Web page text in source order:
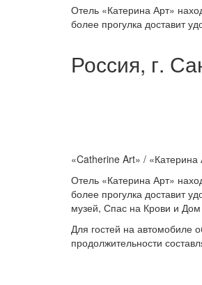
Отель «Катерина Арт»
более прогулка доставит
Россия, г.
«Catherine Art» / «Катерина
Отель «Катерина Арт»
более прогулка доставит
музей, Спас на Крови и Дом
Для гостей на автомобиле
продолжительности